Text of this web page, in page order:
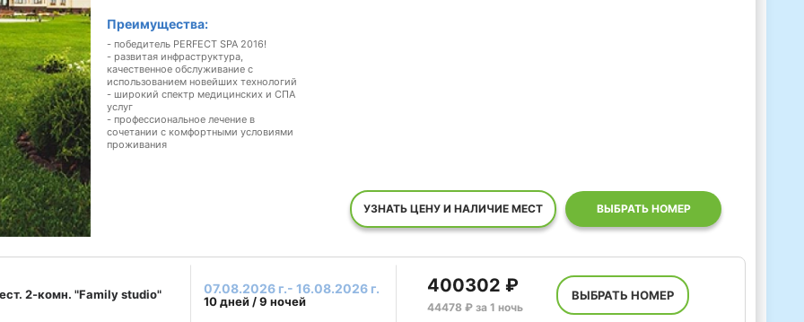
Преимущества:
- победитель PERFECT SPA 2016!
- развитая инфраструктура,
качественное обслуживание с
использованием новейших технологий
- широкий спектр медицинских и СПА
услуг
- профессиональное лечение в
сочетании с комфортными условиями
проживания
УЗНАТЬ ЦЕНУ И НАЛИЧИЕ МЕСТ ВЫБРАТЬ НОМЕР
2-комн. "Family studio" 07.08.2026 г.- 16.08.2026 г.
10 дней / 9 ночей
400302 ₽
44478 ₽ за 1 ночь
ВЫБРАТЬ НОМЕР